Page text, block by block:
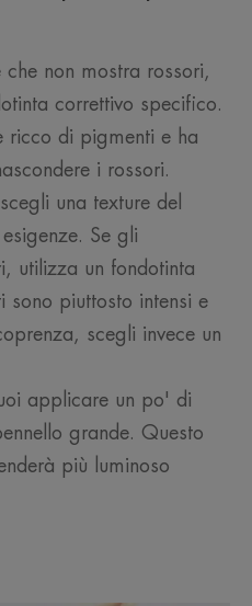
che non mostra rossori,
correttivo specifico.
ricco di pigmenti e ha
i rossori.
una texture del
Se gli
utilizza un fondotinta
sono piuttosto intensi e
scegli invece un
applicare un po' di
grande. Questo
più luminoso